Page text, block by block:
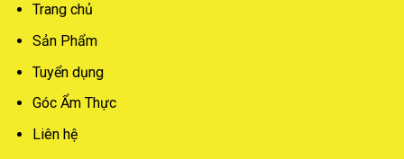
Trang chủ
Sản Phẩm
Tuyển dụng
Góc Ẩm Thực
Liên hệ